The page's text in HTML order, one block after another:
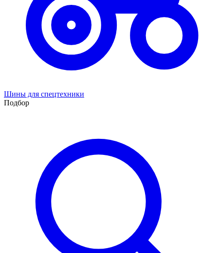
Шины для спецтехники
Подбор